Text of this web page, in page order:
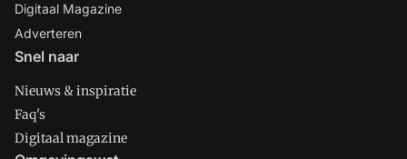
Digitaal Magazine
Adverteren
Snel naar
Nieuws & inspiratie
Faq's
Digitaal magazine